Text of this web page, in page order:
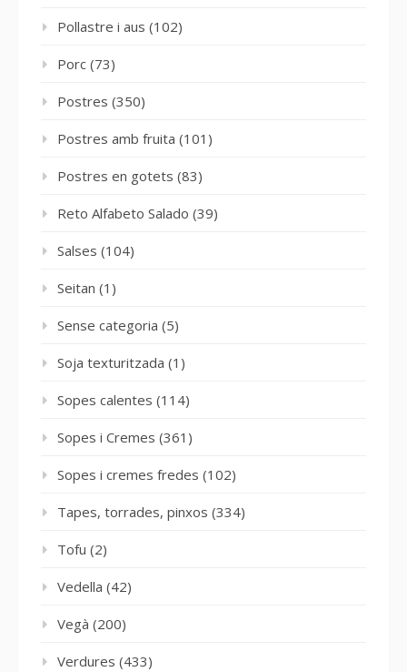
Pollastre i aus (102)
Porc (73)
Postres (350)
Postres amb fruita (101)
Postres en gotets (83)
Reto Alfabeto Salado (39)
Salses (104)
Seitan (1)
Sense categoria (5)
Soja texturitzada (1)
Sopes calentes (114)
Sopes i Cremes (361)
Sopes i cremes fredes (102)
Tapes, torrades, pinxos (334)
Tofu (2)
Vedella (42)
Vegà (200)
Verdures (433)